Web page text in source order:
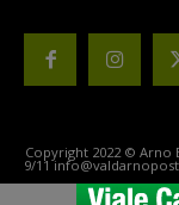
Copyright 2022 © Arno
9/11